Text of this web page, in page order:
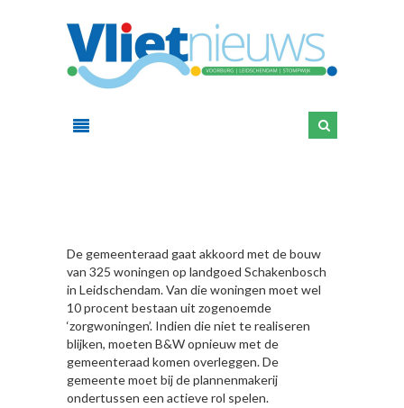
De gemeenteraad gaat akkoord met de bouw
van 325 woningen op landgoed Schakenbosch
in Leidschendam. Van die woningen moet wel
10 procent bestaan uit zogenoemde
‘zorgwoningen’. Indien die niet te realiseren
blijken, moeten B&W opnieuw met de
gemeenteraad komen overleggen. De
gemeente moet bij de plannenmakerij
ondertussen een actieve rol spelen.